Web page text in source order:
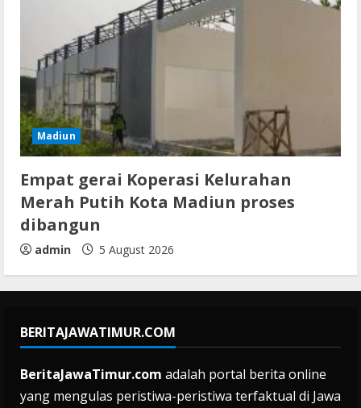
Madiun
Empat gerai Koperasi Kelurahan
Merah Putih Kota Madiun proses
dibangun
admin 5 August 2026
BERITAJAWATIMUR.COM
BeritaJawaTimur.com adalah portal berita online
yang mengulas peristiwa-peristiwa terfaktual di Jawa